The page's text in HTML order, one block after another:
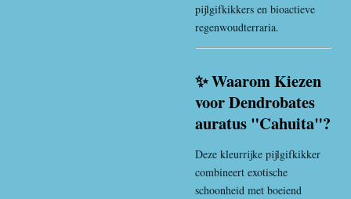
pijlgifkikkers en bioactieve
regenwoudterraria.
✨ Waarom Kiezen
voor Dendrobates
auratus "Cahuita"?
Deze kleurrijke pijlgifkikker
combineert exotische
schoonheid met boeiend